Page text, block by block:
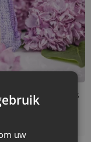
09/08/2023
uw